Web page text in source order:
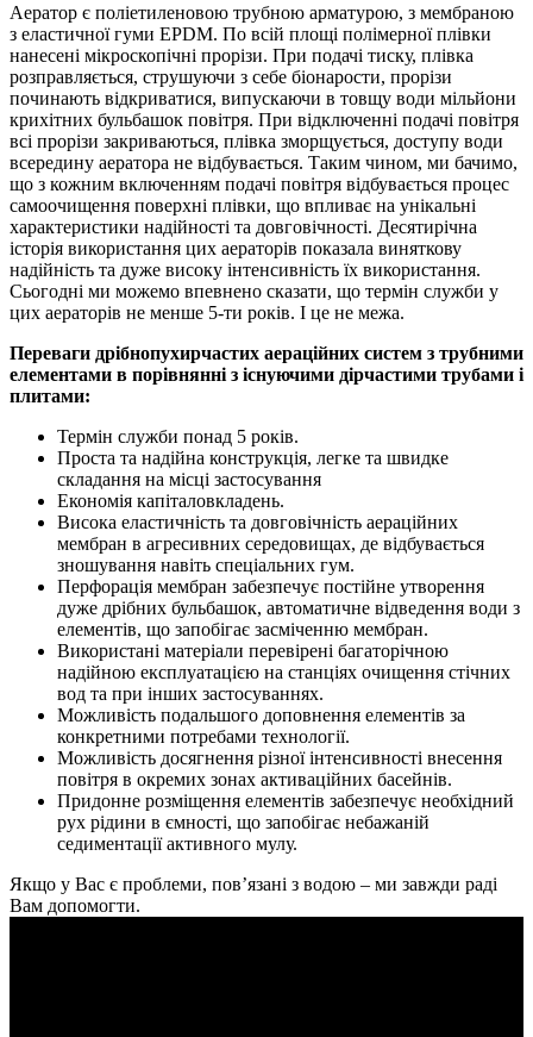
Аератор є поліетиленовою трубною арматурою, з мембраною
з еластичної гуми EPDM. По всій площі полімерної плівки
нанесені мікроскопічні прорізи. При подачі тиску, плівка
розправляється, струшуючи з себе біонарости, прорізи
починають відкриватися, випускаючи в товщу води мільйони
крихітних бульбашок повітря. При відключенні подачі повітря
всі прорізи закриваються, плівка зморщується, доступу води
всередину аератора не відбувається. Таким чином, ми бачимо,
що з кожним включенням подачі повітря відбувається процес
самоочищення поверхні плівки, що впливає на унікальні
характеристики надійності та довговічності. Десятирічна
історія використання цих аераторів показала виняткову
надійність та дуже високу інтенсивність їх використання.
Сьогодні ми можемо впевнено сказати, що термін служби у
цих аераторів не менше 5-ти років. І це не межа.
Переваги дрібнопухирчастих аераційних систем з трубними
елементами в порівнянні з існуючими дірчастими трубами і
плитами:
Термін служби понад 5 років.
Проста та надійна конструкція, легке та швидке
складання на місці застосування
Економія капіталовкладень.
Висока еластичність та довговічність аераційних
мембран в агресивних середовищах, де відбувається
зношування навіть спеціальних гум.
Перфорація мембран забезпечує постійне утворення
дуже дрібних бульбашок, автоматичне відведення води з
елементів, що запобігає засміченню мембран.
Використані матеріали перевірені багаторічною
надійною експлуатацією на станціях очищення стічних
вод та при інших застосуваннях.
Можливість подальшого доповнення елементів за
конкретними потребами технології.
Можливість досягнення різної інтенсивності внесення
повітря в окремих зонах активаційних басейнів.
Придонне розміщення елементів забезпечує необхідний
рух рідини в ємності, що запобігає небажаній
седиментації активного мулу.
Якщо у Вас є проблеми, пов’язані з водою – ми завжди раді
Вам допомогти.